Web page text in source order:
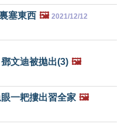
塞東西 🖼️ 2021/12/12
文迪被拋出(3) 🖼️
一耙摟出習全家 🖼️